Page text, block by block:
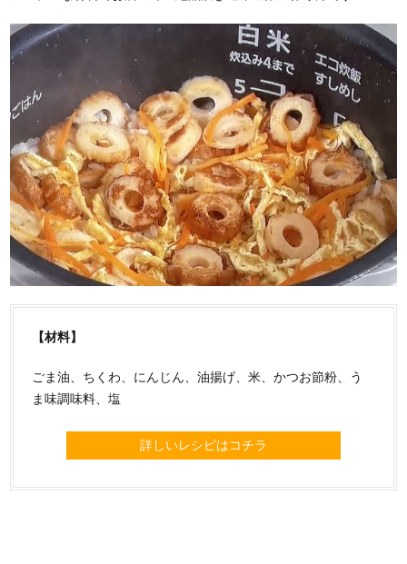
【材料】
ごま油、ちくわ、にんじん、油揚げ、米、かつお節粉、う
ま味調味料、塩
詳しいレシピはコチラ